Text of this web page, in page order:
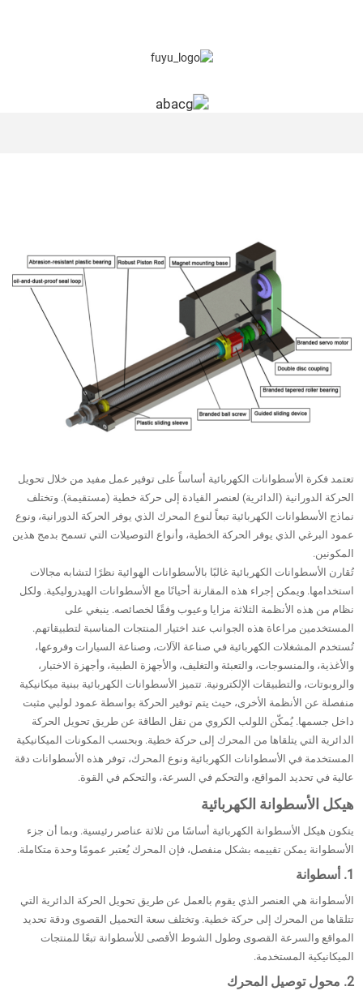
تعتمد فكرة الأسطوانات الكهربائية أساساً على توفير عمل مفيد من خلال تحويل
الحركة الدورانية (الدائرية) لعنصر القيادة إلى حركة خطية (مستقيمة). وتختلف
نماذج الأسطوانات الكهربائية تبعاً لنوع المحرك الذي يوفر الحركة الدورانية، ونوع
عمود البرغي الذي يوفر الحركة الخطية، وأنواع التوصيلات التي تسمح بدمج هذين
المكونين.
تُقارن الأسطوانات الكهربائية غالبًا بالأسطوانات الهوائية نظرًا لتشابه مجالات
استخدامها. ويمكن إجراء هذه المقارنة أحيانًا مع الأسطوانات الهيدروليكية. ولكل
نظام من هذه الأنظمة الثلاثة مزايا وعيوب وفقًا لخصائصه. ينبغي على
المستخدمين مراعاة هذه الجوانب عند اختيار المنتجات المناسبة لتطبيقاتهم.
تُستخدم المشغلات الكهربائية في صناعة الآلات، وصناعة السيارات وفروعها،
والأغذية، والمنسوجات، والتعبئة والتغليف، والأجهزة الطبية، وأجهزة الاختبار،
والروبوتات، والتطبيقات الإلكترونية. تتميز الأسطوانات الكهربائية ببنية ميكانيكية
منفصلة عن الأنظمة الأخرى، حيث يتم توفير الحركة بواسطة عمود لولبي مثبت
داخل جسمها. يُمكّن اللولب الكروي من نقل الطاقة عن طريق تحويل الحركة
الدائرية التي يتلقاها من المحرك إلى حركة خطية. وبحسب المكونات الميكانيكية
المستخدمة في الأسطوانات الكهربائية ونوع المحرك، توفر هذه الأسطوانات دقة
عالية في تحديد المواقع، والتحكم في السرعة، والتحكم في القوة.
هيكل الأسطوانة الكهربائية
يتكون هيكل الأسطوانة الكهربائية أساسًا من ثلاثة عناصر رئيسية. وبما أن جزء
الأسطوانة يمكن تقييمه بشكل منفصل، فإن المحرك يُعتبر عمومًا وحدة متكاملة.
1. أسطوانة
الأسطوانة هي العنصر الذي يقوم بالعمل عن طريق تحويل الحركة الدائرية التي
تتلقاها من المحرك إلى حركة خطية. وتختلف سعة التحميل القصوى ودقة تحديد
المواقع والسرعة القصوى وطول الشوط الأقصى للأسطوانة تبعًا للمنتجات
الميكانيكية المستخدمة.
2. محول توصيل المحرك